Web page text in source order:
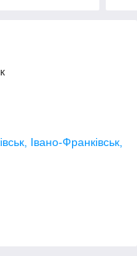
Івано-Франківськ,